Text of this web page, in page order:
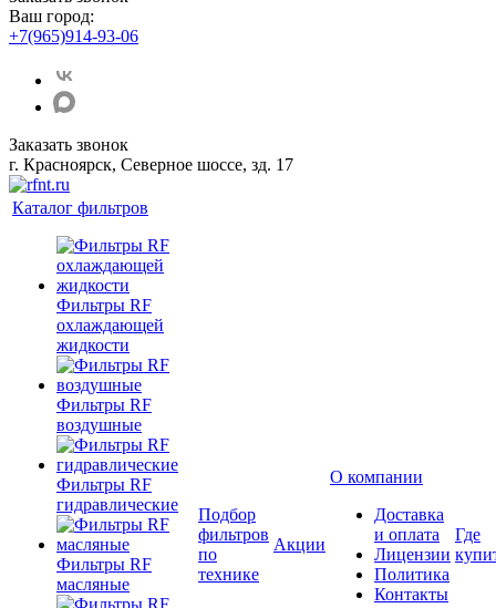
Ваш город:
+7(965)914-93-06
Заказать звонок
г. Красноярск, Северное шоссе, зд. 17
Каталог фильтров
Фильтры RF
охлаждающей
жидкости
Фильтры RF
воздушные
Фильтры RF
гидравлические
Фильтры RF
масляные
Подбор
фильтров
по
технике
Акции
О компании
Доставка
и оплата
Лицензии
Политика
Контакты
Где